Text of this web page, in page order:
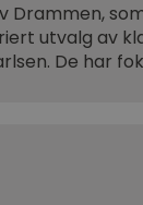
Drammen,
utvalg av
De har